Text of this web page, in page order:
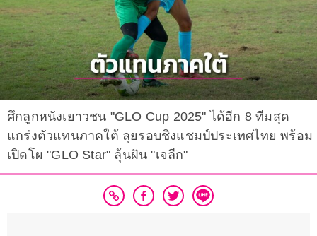
ศึกลูกหนังเยาวชน "GLO Cup 2025" ได้อีก 8 ทีมสุด
แกร่งตัวแทนภาคใต้ ลุยรอบชิงแชมป์ประเทศไทย พร้อม
เปิดโผ "GLO Star" ลุ้นฝัน "เจลีก"